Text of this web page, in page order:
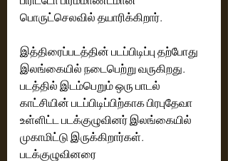
பொருட்செலவில் தயாரிக்கிறார்.
இத்திரைப்படத்தின் படப்பிடிப்பு தற்போது
இலங்கையில் நடைபெற்று வருகிறது.
படத்தில் இடம்பெறும் ஒரு பாடல்
காட்சியின் படப்பிடிப்பிற்காக பிரபுதேவா
உள்ளிட்ட படக்குழுவினர் இலங்கையில்
முகாமிட்டு இருக்கிறார்கள்.
படக்குழுவினரை